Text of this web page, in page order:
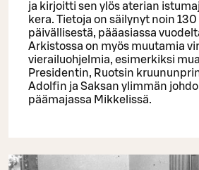
ja kirjoitti sen ylös aterian
kera. Tietoja on säilynyt noin
päivällisestä, pääasiassa
Arkistossa on myös muutamia
vierailuohjelmia, esimerkiksi
Presidentin, Ruotsin
Adolfin ja Saksan ylimmän
päämajassa Mikkelissä.